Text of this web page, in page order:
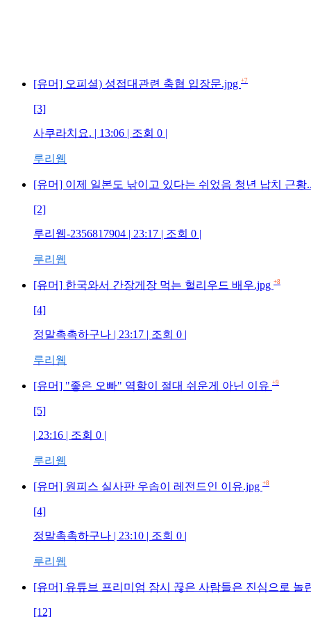
[유머] 오피셜) 성접대관련 축협 입장문.jpg +7
[3]
사쿠라치요. | 13:06 | 조회 0 |
루리웹
[유머] 이제 일본도 낚이고 있다는 쉬었음 청년 납치 근황
[2]
루리웹-2356817904 | 23:17 | 조회 0 |
루리웹
[유머] 한국와서 간장게장 먹는 헐리우드 배우.jpg +8
[4]
정말촉촉하구나 | 23:17 | 조회 0 |
루리웹
[유머] "좋은 오빠" 역할이 절대 쉬운게 아닌 이유 +9
[5]
| 23:16 | 조회 0 |
루리웹
[유머] 원피스 실사판 우솝이 레전드인 이유.jpg +8
[4]
정말촉촉하구나 | 23:10 | 조회 0 |
루리웹
[유머] 유튜브 프리미엄 잠시 끊은 사람들은 진심으로 놀
[12]